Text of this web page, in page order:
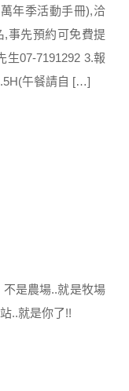
年季活動手冊),洽
,事先預約可免費提
07-7191292 3.報
午餐請自 […]
不是農場..就是牧場
站..就是你了!!